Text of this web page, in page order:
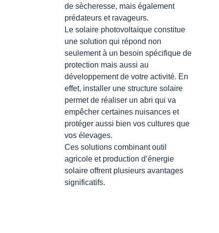
de sècheresse, mais également
prédateurs et ravageurs.
Le solaire photovoltaïque constitue
une solution qui répond non
seulement à un besoin spécifique de
protection mais aussi au
développement de votre activité. En
effet, installer une structure solaire
permet de réaliser un abri qui va
empêcher certaines nuisances et
protéger aussi bien vos cultures que
vos élevages.
Ces solutions combinant outil
agricole et production d’énergie
solaire offrent plusieurs avantages
significatifs.